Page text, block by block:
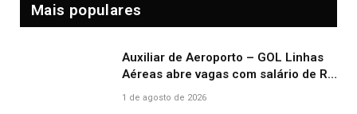
Mais populares
Auxiliar de Aeroporto – GOL Linhas
Aéreas abre vagas com salário de R$
2.000,00 e benefícios atrativos
1 de agosto de 2026